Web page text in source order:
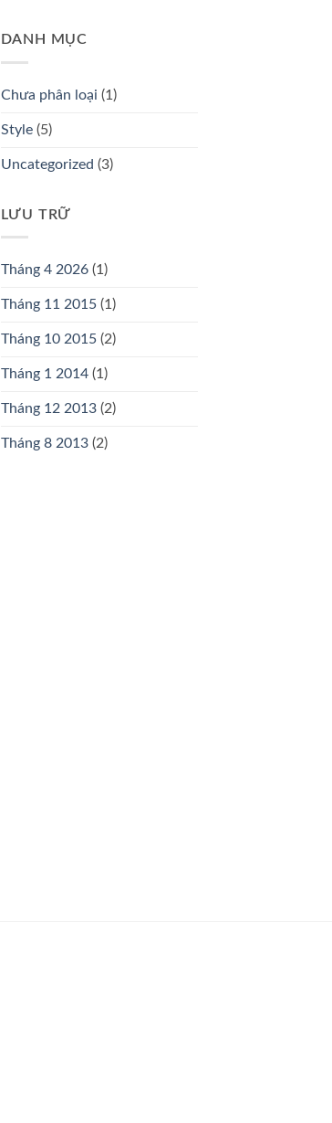
DANH MỤC
Chưa phân loại (1)
Style(5)
Uncategorized (3)
LƯU TRỮ
Tháng 4 2026(1)
Tháng 11 2015(1)
Tháng 10 2015(2)
Tháng 1 2014(1)
Tháng 12 2013(2)
Tháng 8 2013(2)